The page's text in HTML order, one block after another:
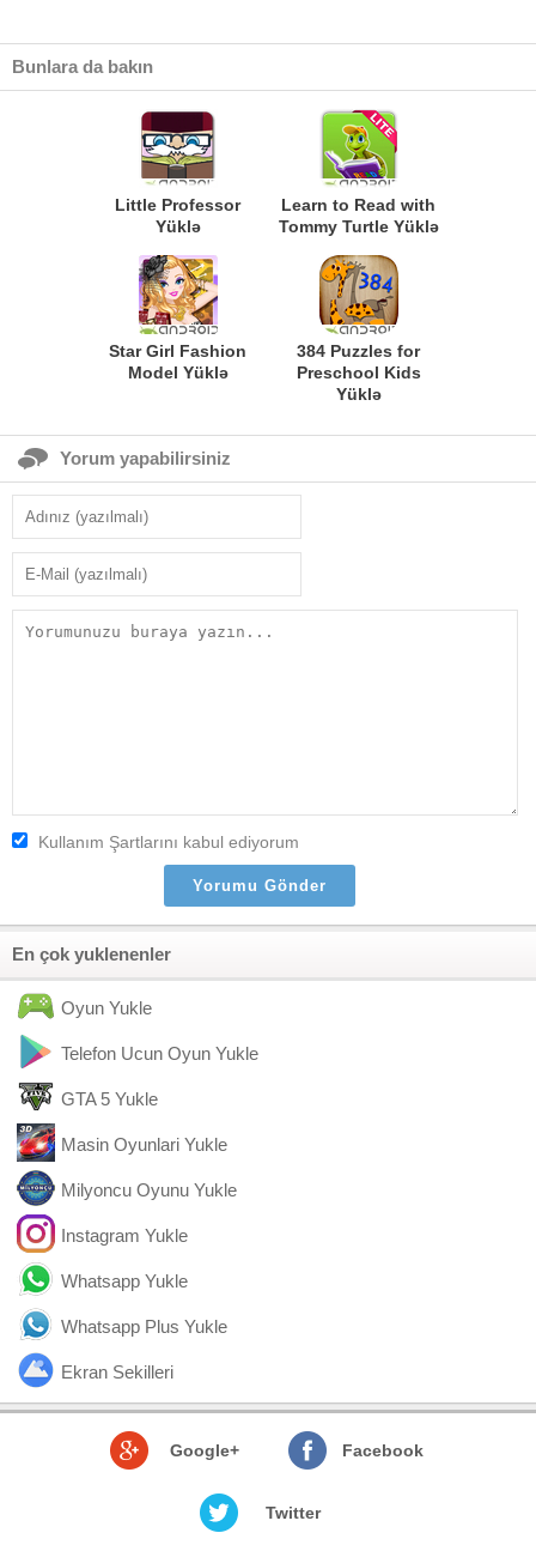
Bunlara da bakın
Little Professor
Yüklə
Learn to Read with
Tommy Turtle Yüklə
Star Girl Fashion
Model Yüklə
384 Puzzles for
Preschool Kids
Yüklə
Yorum yapabilirsiniz
Kullanım Şartlarını kabul ediyorum
En çok yuklenenler
Oyun Yukle
Telefon Ucun Oyun Yukle
GTA 5 Yukle
Masin Oyunlari Yukle
Milyoncu Oyunu Yukle
Instagram Yukle
Whatsapp Yukle
Whatsapp Plus Yukle
Ekran Sekilleri
Google+ Facebook
Twitter